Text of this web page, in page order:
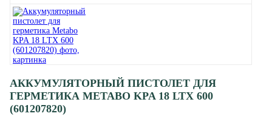
АККУМУЛЯТОРНЫЙ ПИСТОЛЕТ ДЛЯ
ГЕРМЕТИКА METABO KPA 18 LTX 600
(601207820)